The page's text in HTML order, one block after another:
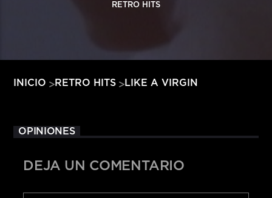
Hits – 96.5 FM
RETRO HITS
INICIO RETRO HITS LIKE A VIRGIN
OPINIONES
DEJA UN COMENTARIO